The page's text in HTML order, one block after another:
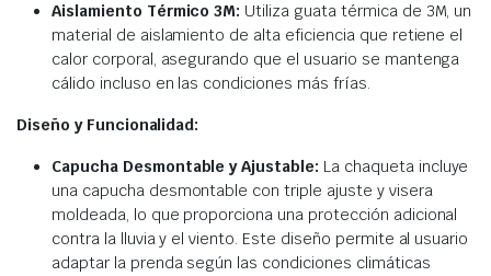
Aislamiento Térmico 3M: Utiliza guata térmica de 3M, un
material de aislamiento de alta eficiencia que retiene el
calor corporal, asegurando que el usuario se mantenga
cálido incluso en las condiciones más frías.
Diseño y Funcionalidad:
Capucha Desmontable y Ajustable: La chaqueta incluye
una capucha desmontable con triple ajuste y visera
moldeada, lo que proporciona una protección adicional
contra la lluvia y el viento. Este diseño permite al usuario
adaptar la prenda según las condiciones climáticas